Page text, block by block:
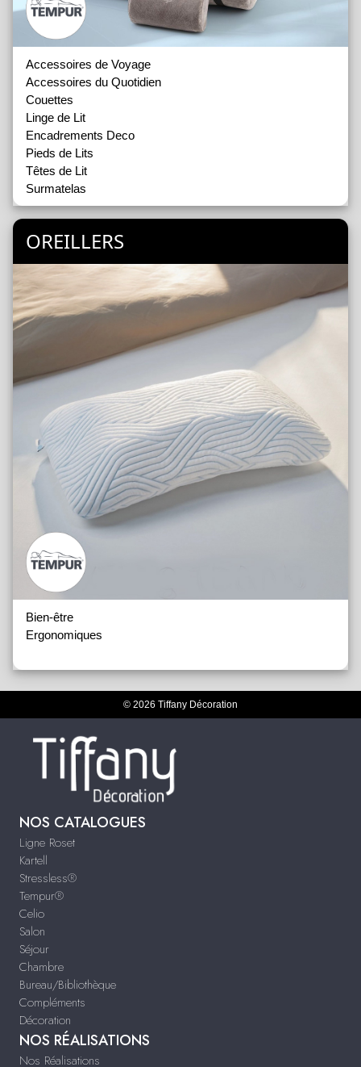
Accessoires de Voyage
Accessoires du Quotidien
Couettes
Linge de Lit
Encadrements Deco
Pieds de Lits
Têtes de Lit
Surmatelas
OREILLERS
Bien-être
Ergonomiques
© 2026 Tiffany Décoration
NOS CATALOGUES
Ligne Roset
Kartell
Stressless®
Tempur®
Celio
Salon
Séjour
Chambre
Bureau/Bibliothèque
Compléments
Décoration
NOS RÉALISATIONS
Nos Réalisations